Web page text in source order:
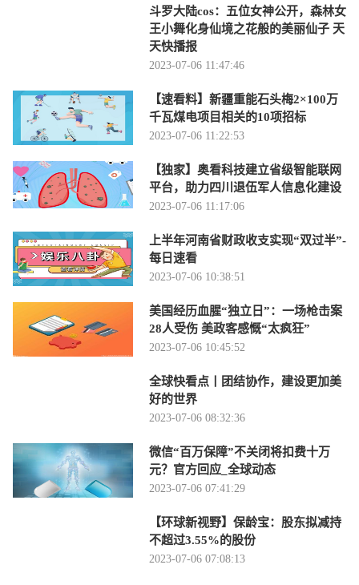
斗罗大陆cos：五位女神公开，森林女
王小舞化身仙境之花般的美丽仙子 天
天快播报
2023-07-06 11:47:46
【速看料】新疆重能石头梅2×100万
千瓦煤电项目相关的10项招标
2023-07-06 11:22:53
【独家】奥看科技建立省级智能联网
平台，助力四川退伍军人信息化建设
2023-07-06 11:17:06
上半年河南省财政收支实现“双过半”-
每日速看
2023-07-06 10:38:51
美国经历血腥“独立日”：一场枪击案
28人受伤 美政客感慨“太疯狂”
2023-07-06 10:45:52
全球快看点丨团结协作，建设更加美
好的世界
2023-07-06 08:32:36
微信“百万保障”不关闭将扣费十万
元？官方回应_全球动态
2023-07-06 07:41:29
【环球新视野】保龄宝：股东拟减持
不超过3.55%的股份
2023-07-06 07:08:13